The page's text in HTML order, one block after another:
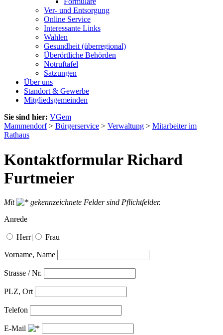
Ver- und Entsorgung
Online Service
Interessante Links
Wahlen
Gesundheit (überregional)
Überörtliche Behörden
Notruftafel
Satzungen
Über uns
Standort & Gewerbe
Mitgliedsgemeinden
Sie sind hier: VGem
Mammendorf> Bürgerservice > Verwaltung > Mitarbeiter im
Rathaus
Kontaktformular Richard
Furtmeier
Mit
gekennzeichnete Felder sind Pflichtfelder.
Anrede
Herr| Frau
Vorname, Name
Strasse / Nr.
PLZ, Ort
Telefon
E-Mail